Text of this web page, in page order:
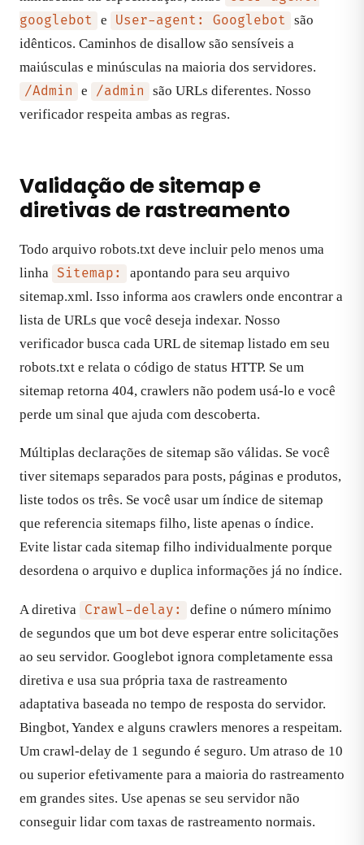
googlebot
e User-agent: Googlebot
são
idênticos. Caminhos de disallow são sensíveis a
maiúsculas e minúsculas na maioria dos servidores.
/Admin
e /admin
são URLs diferentes. Nosso
verificador respeita ambas as regras.
Validação de sitemap e
diretivas de rastreamento
Todo arquivo robots.txt deve incluir pelo menos uma
linha
Sitemap:
apontando para seu arquivo
sitemap.xml. Isso informa aos crawlers onde encontrar a
lista de URLs que você deseja indexar. Nosso
verificador busca cada URL de sitemap listado em seu
robots.txt e relata o código de status HTTP. Se um
sitemap retorna 404, crawlers não podem usá-lo e você
perde um sinal que ajuda com descoberta.
Múltiplas declarações de sitemap são válidas. Se você
tiver sitemaps separados para posts, páginas e produtos,
liste todos os três. Se você usar um índice de sitemap
que referencia sitemaps filho, liste apenas o índice.
Evite listar cada sitemap filho individualmente porque
desordena o arquivo e duplica informações já no índice.
A diretiva Crawl-delay:
define o número mínimo
de segundos que um bot deve esperar entre solicitações
ao seu servidor. Googlebot ignora completamente essa
diretiva e usa sua própria taxa de rastreamento
adaptativa baseada no tempo de resposta do servidor.
Bingbot, Yandex e alguns crawlers menores a respeitam.
Um crawl-delay de 1 segundo é seguro. Um atraso de 10
ou superior efetivamente para a maioria do rastreamento
em grandes sites. Use apenas se seu servidor não
conseguir lidar com taxas de rastreamento normais.